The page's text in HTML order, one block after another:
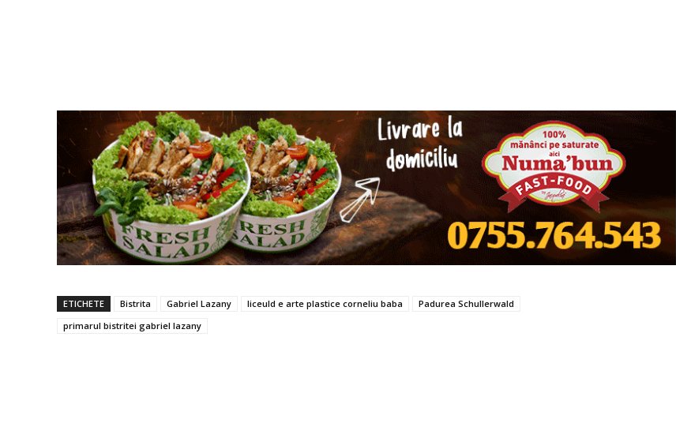
ETICHETE Bistrita Gabriel Lazany liceuld e arte plastice corneliu baba
Padurea Schullerwald
primarul bistritei gabriel lazany